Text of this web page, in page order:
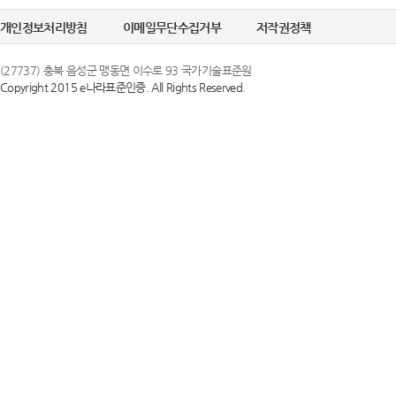
개인정보처리방침 이메일무단수집거부 저작권정책
(27737) 충북 음성군 맹동면 이수로 93 국가기술표준원
Copyright 2015 e나라표준인증. All Rights Reserved.